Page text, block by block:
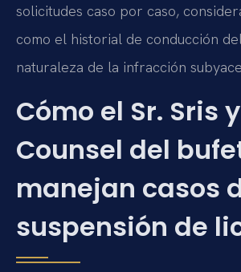
solicitudes caso por caso,
como el historial de conducción
naturaleza de la infracción
Cómo el Sr. Sris
Counsel del
manejan casos
suspensión de